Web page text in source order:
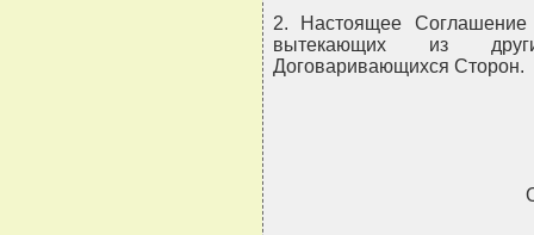
2. Настоящее Соглашение
вытекающих из
Договаривающихся Сторон.